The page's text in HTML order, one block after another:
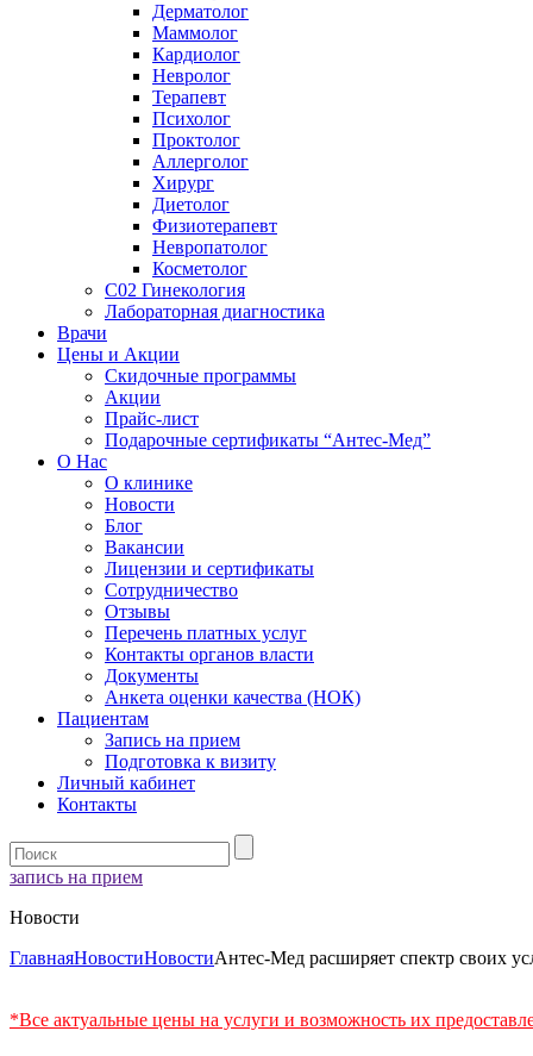
Дерматолог
Маммолог
Кардиолог
Невролог
Терапевт
Психолог
Проктолог
Аллерголог
Хирург
Диетолог
Физиотерапевт
Невропатолог
Косметолог
C02 Гинекология
Лабораторная диагностика
Врачи
Цены и Акции
Скидочные программы
Акции
Прайс-лист
Подарочные сертификаты “Антес-Мед”
О Нас
О клинике
Новости
Блог
Вакансии
Лицензии и сертификаты
Сотрудничество
Отзывы
Перечень платных услуг
Контакты органов власти
Документы
Анкета оценки качества (НОК)
Пациентам
Запись на прием
Подготовка к визиту
Личный кабинет
Контакты
запись на прием
Новости
ГлавнаяНовостиНовостиАнтес-Мед расширяет спектр своих
*Все актуальные цены на услуги и возможность их